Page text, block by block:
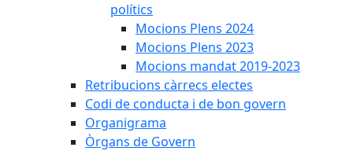
polítics
Mocions Plens 2024
Mocions Plens 2023
Mocions mandat 2019-2023
Retribucions càrrecs electes
Codi de conducta i de bon govern
Organigrama
Òrgans de Govern